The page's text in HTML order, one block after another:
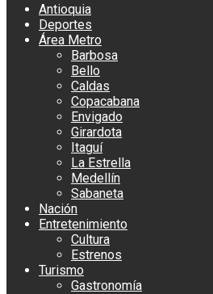
Antioquia
Deportes
Área Metro
Barbosa
Bello
Caldas
Copacabana
Envigado
Girardota
Itaguí
La Estrella
Medellín
Sabaneta
Nación
Entretenimiento
Cultura
Estrenos
Turismo
Gastronomía